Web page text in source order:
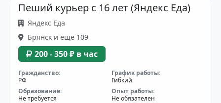
Пеший курьер с 16 лет (Яндекс Еда)
Яндекс Еда
Брянск и еще 109
200 - 350 ₽ в час
Гражданство:
РФ
График работы:
Гибкий
Образование:
Не требуется
Опыт работы:
Не обязателен